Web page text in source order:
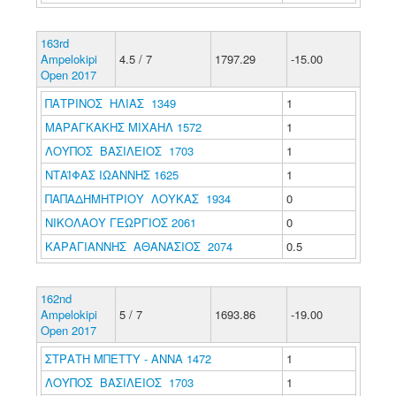
163rd
Ampelokipi
Open 2017
4.5 / 7 1797.29 -15.00
ΠΑΤΡΙΝΟΣ ΗΛΙΑΣ 1349
1
ΜΑΡΑΓΚΑΚΗΣ ΜΙΧΑΗΛ 1572
1
ΛΟΥΠΟΣ ΒΑΣΙΛΕΙΟΣ 1703
1
ΝΤΑΪΦΑΣ ΙΩΑΝΝΗΣ 1625
1
ΠΑΠΑΔΗΜΗΤΡΙΟΥ ΛΟΥΚΑΣ 1934
0
ΝΙΚΟΛΑΟΥ ΓΕΩΡΓΙΟΣ 2061
0
ΚΑΡΑΓΙΑΝΝΗΣ ΑΘΑΝΑΣΙΟΣ 2074
0.5
162nd
Ampelokipi
Open 2017
5 / 7 1693.86 -19.00
ΣΤΡΑΤΗ ΜΠΕΤΤΥ - ΑΝΝΑ 1472
1
ΛΟΥΠΟΣ ΒΑΣΙΛΕΙΟΣ 1703
1